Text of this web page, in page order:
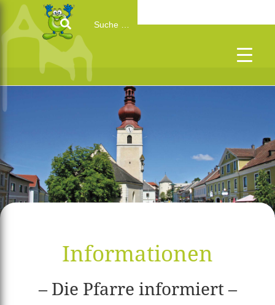
for:
Informationen
– Die Pfarre informiert –